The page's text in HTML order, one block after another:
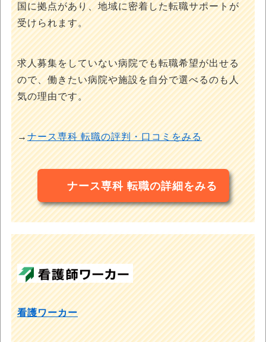
国に拠点があり、地域に密着した転職サポートが
受けられます。
求人募集をしていない病院でも転職希望が出せる
ので、働きたい病院や施設を自分で選べるのも人
気の理由です。
→ナース専科 転職の評判・口コミをみる
ナース専科 転職の詳細をみる
看護ワーカー